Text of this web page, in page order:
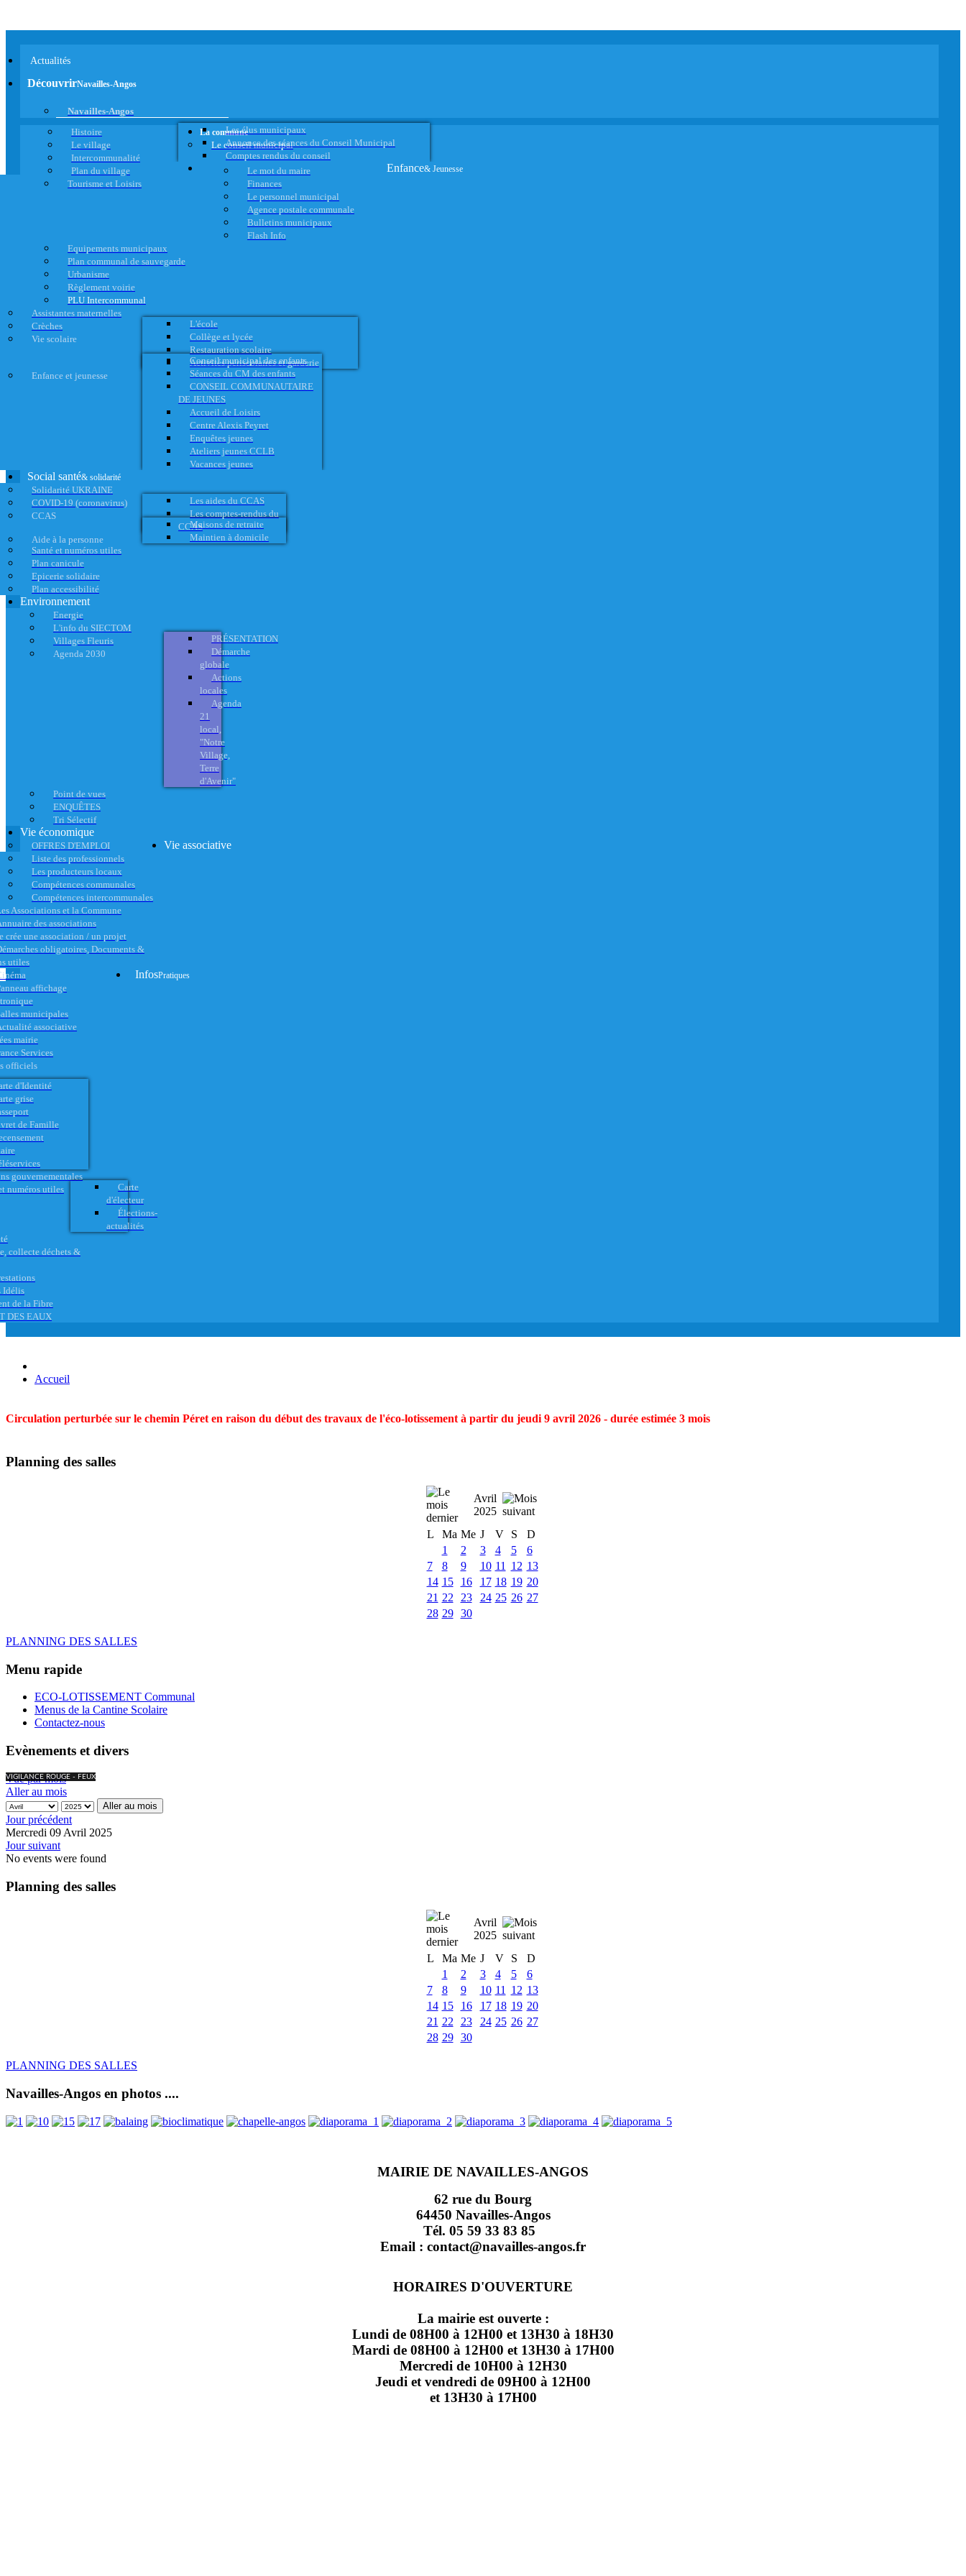
Actualités
DécouvrirNavailles-Angos
Navailles-Angos
Histoire
Le village
Intercommunalité
Plan du village
Tourisme et Loisirs
La commune
Le conseil municipal
Les élus municipaux
Annonce des séances du Conseil Municipal
Comptes rendus du conseil
Le mot du maire
Finances
Le personnel municipal
Agence postale communale
Bulletins municipaux
Flash Info
Equipements municipaux
Plan communal de sauvegarde
Urbanisme
Règlement voirie
PLU Intercommunal
Enfance& Jeunesse
Assistantes maternelles
Crèches
Vie scolaire
L'école
Collège et lycée
Restauration scolaire
Activités périscolaires et garderie
Enfance et jeunesse
Conseil municipal des enfants
Séances du CM des enfants
CONSEIL COMMUNAUTAIRE
DE JEUNES
Accueil de Loisirs
Centre Alexis Peyret
Enquêtes jeunes
Ateliers jeunes CCLB
Vacances jeunes
Social santé& solidarité
Solidarité UKRAINE
COVID-19 (coronavirus)
CCAS
Les aides du CCAS
Les comptes-rendus du
CCAS
Aide à la personne
Maisons de retraite
Maintien à domicile
Santé et numéros utiles
Plan canicule
Epicerie solidaire
Plan accessibilité
Environnement
Energie
L'info du SIECTOM
Villages Fleuris
Agenda 2030
PRÉSENTATION
Démarche
globale
Actions
locales
Agenda
21
local,
"Notre
Village,
Terre
d'Avenir"
Point de vues
ENQUÊTES
Tri Sélectif
Vie économique
OFFRES D'EMPLOI
Liste des professionnels
Les producteurs locaux
Compétences communales
Compétences intercommunales
Vie associative
Associations et la Commune
des associations
crée une association / un projet
obligatoires, Documents &
utiles
affichage
municipales
associative
InfosPratiques
mairie
Services
officiels
d'Identité
grise
de Famille
gouvernementales
numéros utiles
Carte
d'électeur
Élections-
actualités
collecte déchets &
Idélis
de la Fibre
DES EAUX
Accueil
Circulation perturbée sur le chemin Péret en raison du début des travaux de l'éco-lotissement à partir du jeudi 9 avril 2026 - durée estimée 3 mois
Planning des salles
Avril
2025
L
Ma Me J V S
D
1
2 3 4 5
6
7
8 9 10 11 12 13
14 15 16 17 18 19 20
21 22 23 24 25 26 27
28 29 30
PLANNING DES SALLES
Menu rapide
ECO-LOTISSEMENT Communal
Menus de la Cantine Scolaire
Contactez-nous
Evènements et divers
VIGILANCE ROUGE - FEUX
Vue par mois
Aller au mois
Aller au mois
Jour précédent
Mercredi 09 Avril 2025
Jour suivant
No events were found
Planning des salles
Avril
2025
L
Ma Me J V S
D
1
2 3 4 5
6
7
8 9 10 11 12 13
14 15 16 17 18 19 20
21 22 23 24 25 26 27
28 29 30
PLANNING DES SALLES
Navailles-Angos en photos ....
MAIRIE DE NAVAILLES-ANGOS
62 rue du Bourg
64450 Navailles-Angos
Tél. 05 59 33 83 85
Email : contact@navailles-angos.fr
HORAIRES D'OUVERTURE
La mairie est ouverte :
Lundi de 08H00 à 12H00 et 13H30 à 18H30
Mardi de 08H00 à 12H00 et 13H30 à 17H00
Mercredi de 10H00 à 12H30
Jeudi et vendredi de 09H00 à 12H00
et 13H30 à 17H00